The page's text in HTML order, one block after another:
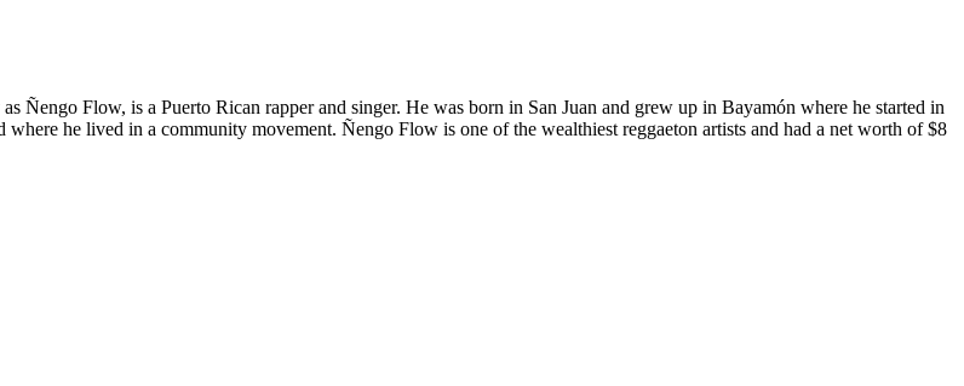
Flow, is a Puerto Rican rapper and singer. He was born in San Juan and grew up in Bayamón where he started in
he lived in a community movement. Ñengo Flow is one of the wealthiest reggaeton artists and had a net worth of $8